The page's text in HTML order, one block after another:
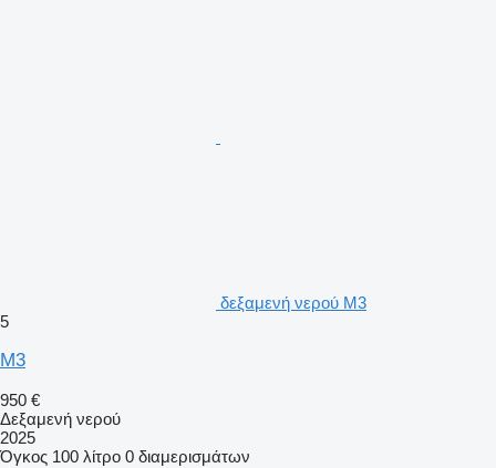
δεξαμενή νερού M3
5
M3
950 €
Δεξαμενή νερού
2025
Όγκος 100 λίτρο 0 διαμερισμάτων